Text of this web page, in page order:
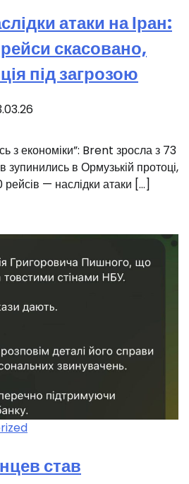
атаки на Іран:
скасовано,
під загрозою
з економіки”: Brent зросла з 73
зупинились в Ормузькій протоці,
— наслідки атаки […]
став